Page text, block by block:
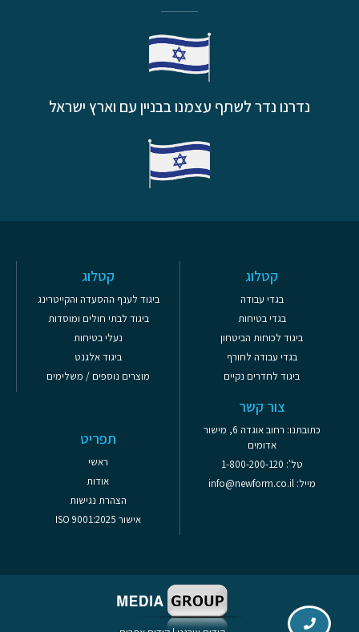
נדרנו נדר לשתף עצמנו בבניין עם וארץ ישראל
קטלוג
בגדי עבודה
בגדי בטיחות
ביגוד לכוחות הביטחון
בגדי עבודה לחורף
ביגוד לחדרים נקיים
קטלוג
ביגוד לענף ההסעדה והקייטרינג
ביגוד לבתי חולים ומוסדות
נעלי בטיחות
ביגוד אלגנט
מוצרים נוספים / משלימים
צור קשר
כתובתנו: רחוב אוגדה 6, מישור
אדומים
טל': 1-800-200-120
מייל: info@newform.co.il
תפריט
ראשי
אודות
הצהרת נגישות
אישור ISO 9001:2025